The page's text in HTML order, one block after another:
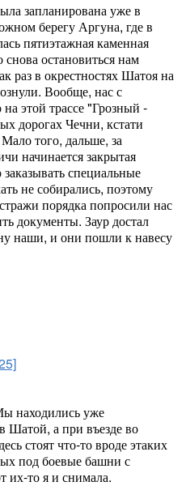
запланирована уже в
берегу Аргуна, где в
пятиэтажная каменная
остановиться нам
раз в окрестностях Шатоя на
Вообще, нас с
этой трассе "Грозный -
дорогах Чечни, кстати
того, дальше, за
начинается закрытая
специальные
не собирались, поэтому
порядка попросили нас
документы. Заур достал
наши, и они пошли к навесу
находились уже
Шатой, а при въезде во
стоят что-то вроде этаких
под боевые башни с
их-то я и снимала.